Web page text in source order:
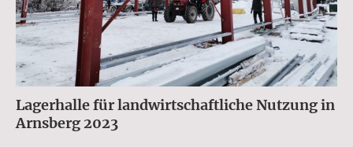
Lagerhalle für landwirtschaftliche Nutzungin
Arnsberg 2023